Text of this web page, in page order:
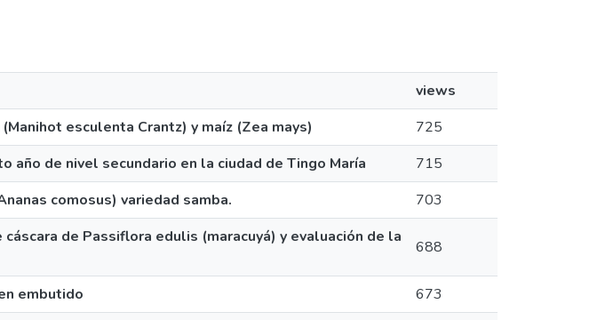
views
esculenta Crantz) y maíz (Zea mays)
725
año de nivel secundario en la ciudad de Tingo María
715
comosus) variedad samba.
703
de Passiflora edulis (maracuyá) y evaluación de la
688
embutido
673